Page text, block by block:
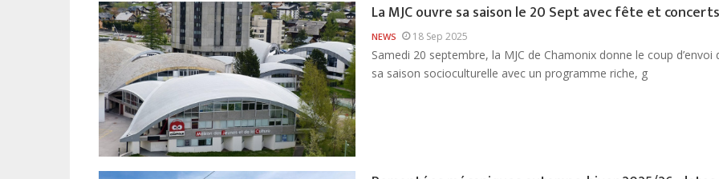
La MJC ouvre sa saison le 20 Sept avec fête et
NEWS 18 Sep 2025
Samedi 20 septembre, la MJC de Chamonix donne le coup d’envoi
sa saison socioculturelle avec un programme riche, g